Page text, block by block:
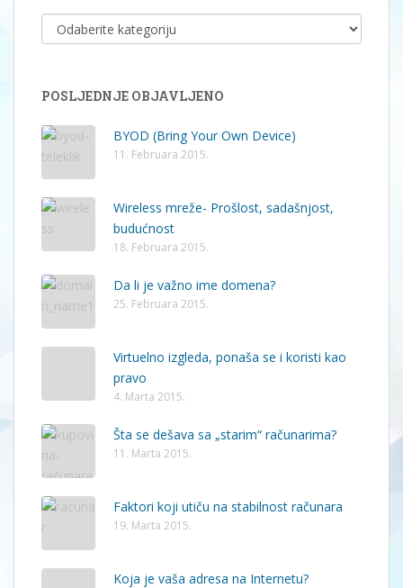
KATEGORIJE
POSLJEDNJE OBJAVLJENO
BYOD (Bring Your Own Device)
11. Februara 2015.
Wireless mreže- Prošlost, sadašnjost,
budućnost
18. Februara 2015.
Da li je važno ime domena?
25. Februara 2015.
Virtuelno izgleda, ponaša se i koristi kao
pravo
4. Marta 2015.
Šta se dešava sa „starim“ računarima?
11. Marta 2015.
Faktori koji utiču na stabilnost računara
19. Marta 2015.
Koja je vaša adresa na Internetu?